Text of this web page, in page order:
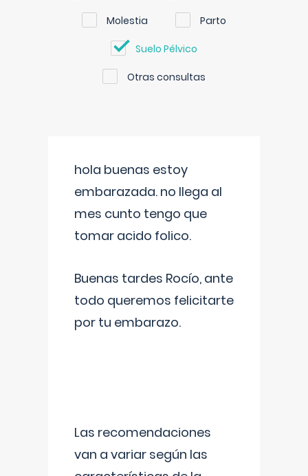
Molestia Parto
Suelo Pélvico
Otras consultas
hola buenas estoy
embarazada. no llega al
mes cunto tengo que
tomar acido folico.
Buenas tardes Rocío, ante
todo queremos felicitarte
por tu embarazo.
Las recomendaciones
van a variar según las